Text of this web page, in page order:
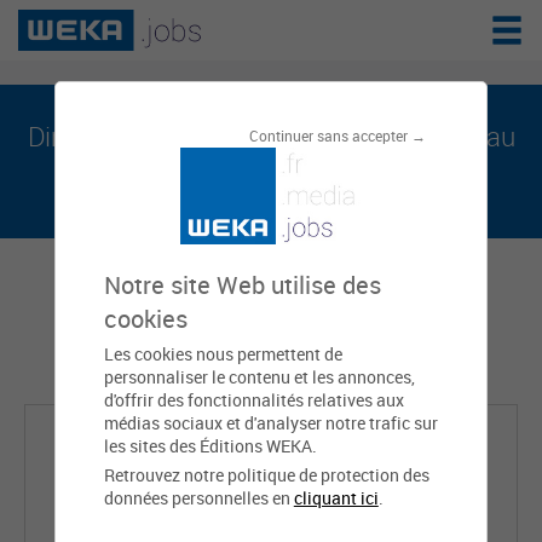
Continuer sans accepter →
Notre site Web utilise des
cookies
Les cookies nous permettent de
personnaliser le contenu et les annonces,
d'offrir des fonctionnalités relatives aux
médias sociaux et d'analyser notre trafic sur
les sites des Éditions WEKA.
Retrouvez notre politique de protection des
données personnelles en cliquant ici.
Dimitri BONTÉ est sur weka.jobs, le réseau
de l'emploi public